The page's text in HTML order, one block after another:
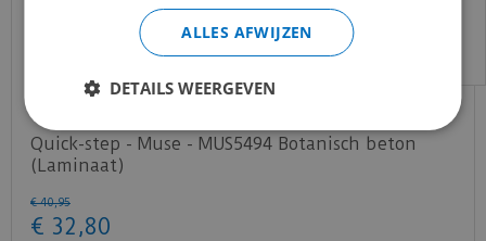
Quick-step - Muse - MUS5494 Botanisch beton
(Laminaat)
€ 40,95
€ 32 ,80
info@merkvloerenwinkel.nl
ALLES AFWIJZEN
DETAILS WEERGEVEN